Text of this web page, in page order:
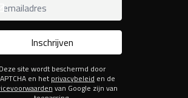
Inschrijven
Deze site wordt beschermd door
en het privacybeleid en de
van Google zijn van